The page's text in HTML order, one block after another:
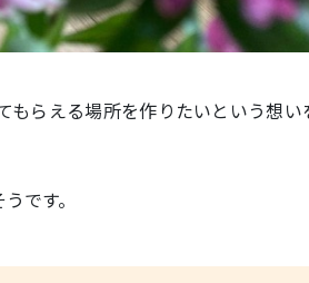
もらえる場所を作りたいという想い
です。